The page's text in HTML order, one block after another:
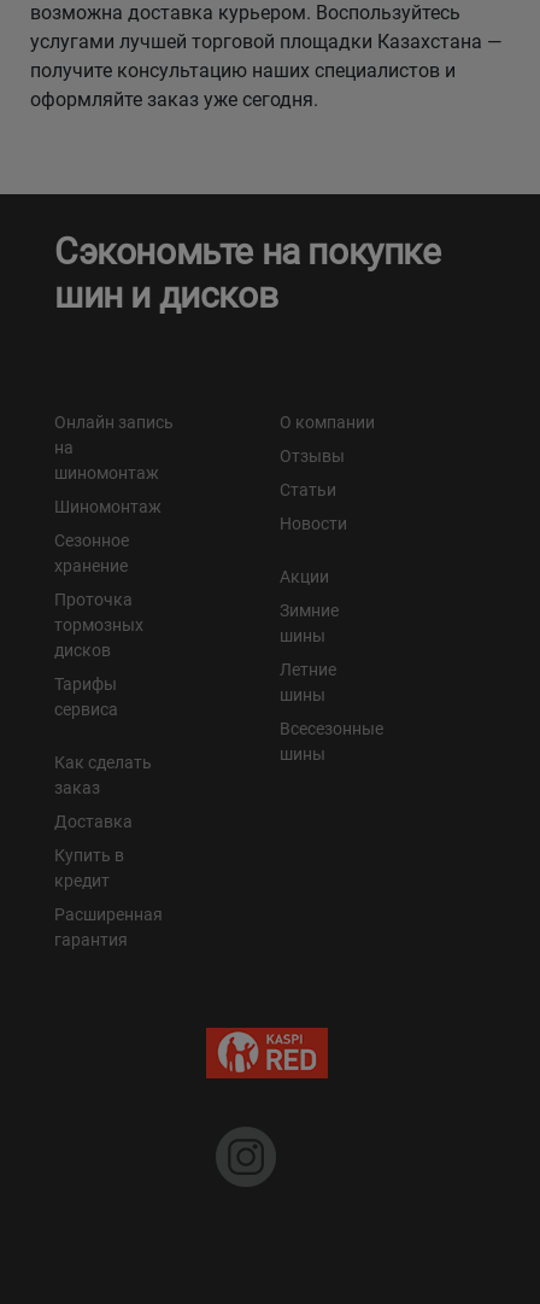
возможна доставка курьером. Воспользуйтесь
услугами лучшей торговой площадки Казахстана —
получите консультацию наших специалистов и
оформляйте заказ уже сегодня.
Сэкономьте на покупке
шин и дисков
Онлайн запись
на
шиномонтаж
Шиномонтаж
Сезонное
хранение
Проточка
тормозных
дисков
Тарифы
сервиса
Как сделать
заказ
Доставка
Купить в
кредит
Расширенная
гарантия
О компании
Отзывы
Статьи
Новости
Акции
Зимние
шины
Летние
шины
Всесезонные
шины